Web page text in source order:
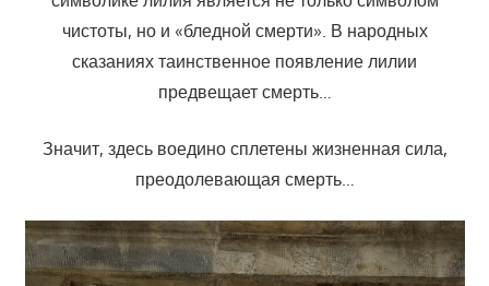
чистоты, но и «бледной смерти». В народных
сказаниях таинственное появление лилии
предвещает смерть…
Значит, здесь воедино сплетены жизненная сила,
преодолевающая смерть…